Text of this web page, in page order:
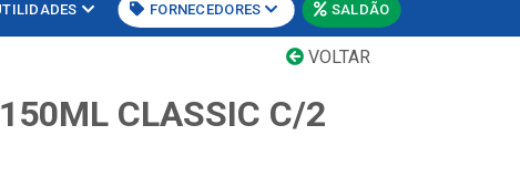
FORNECEDORES SALDÃO
VOLTAR
CLASSIC C/2